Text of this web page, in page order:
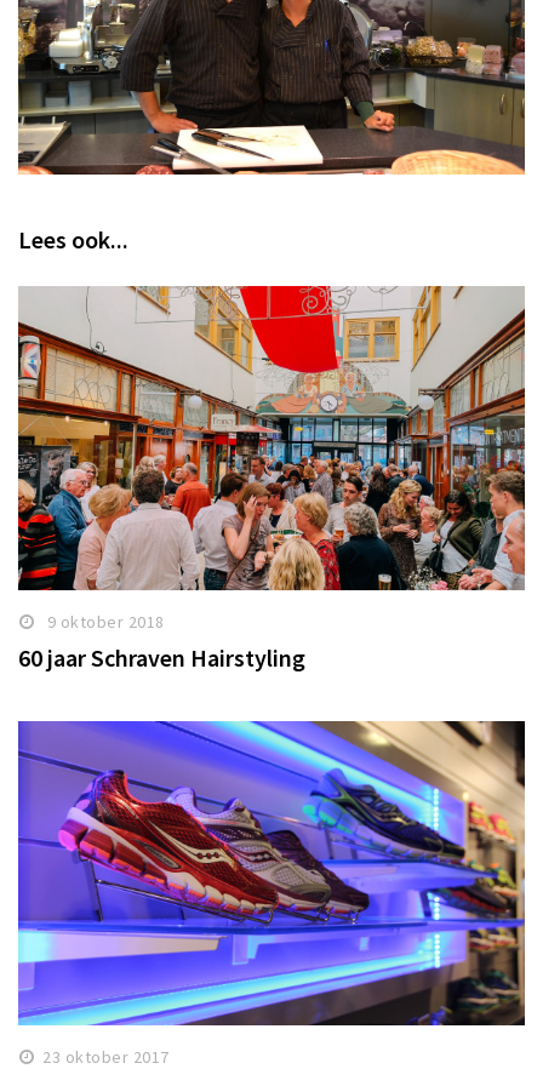
Lees ook...
9 oktober 2018
60 jaar Schraven Hairstyling
23 oktober 2017